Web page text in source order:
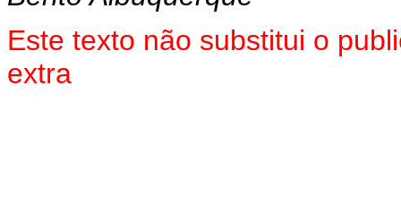
Este texto não substitui o
extra